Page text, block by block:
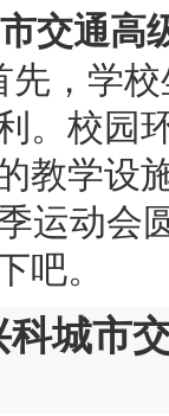
交通高
，学
。校园
教学设
运动
。
城市